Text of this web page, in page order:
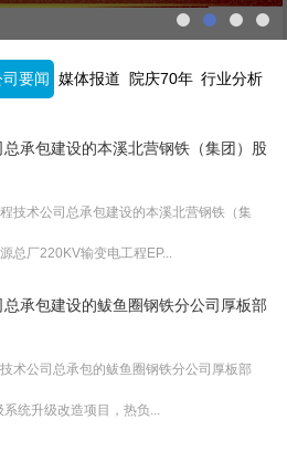
司要闻 媒体报道 院庆70年 行业分析
承包建设的本溪北营钢铁（集团）股
术公司总承包建设的本溪北营钢铁（集
总厂220KV输变电工程EP...
承包建设的鲅鱼圈钢铁分公司厚板部
公司总承包的鲅鱼圈钢铁分公司厚板部
统升级改造项目，热负...